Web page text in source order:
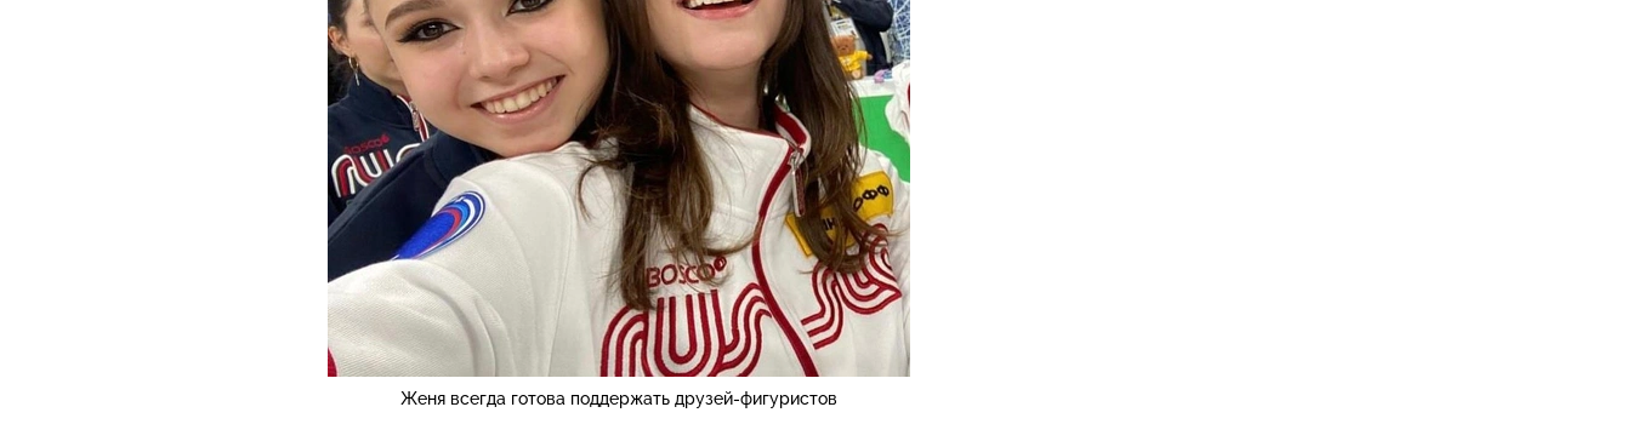
Женя всегда готова поддержать друзей-фигуристов